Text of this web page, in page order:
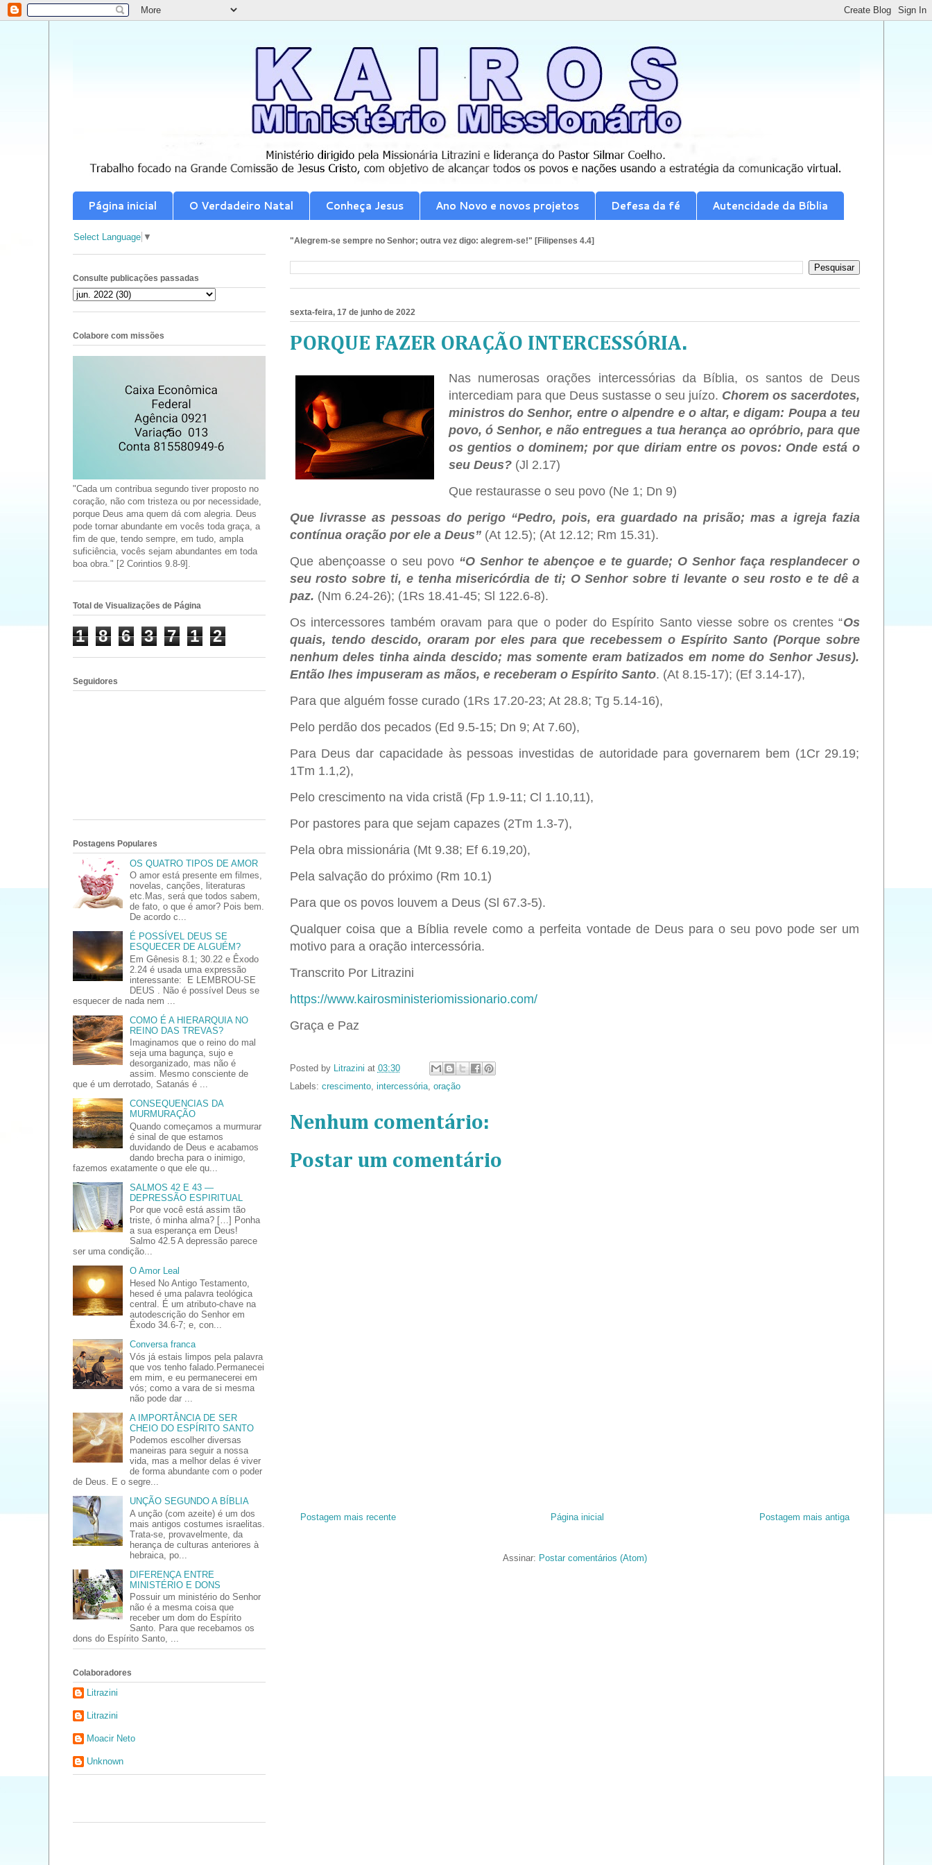
Página inicial O Verdadeiro Natal Conheça Jesus Ano Novo e novos projetos Defesa da fé Autencidade da Bíblia
"Alegrem-se sempre no Senhor; outra vez digo: alegrem-se!" [Filipenses 4.4]
sexta-feira, 17 de junho de 2022
PORQUE FAZER ORAÇÃO INTERCESSÓRIA.
Nas numerosas orações intercessórias da Bíblia, os santos de Deus
intercediam para que Deus sustasse o seu juízo. Chorem os sacerdotes,
ministros do Senhor, entre o alpendre e o altar, e digam: Poupa a teu
povo, ó Senhor, e não entregues a tua herança ao opróbrio, para que
os gentios o dominem; por que diriam entre os povos: Onde está o
seu Deus? (Jl 2.17)
Que restaurasse o seu povo (Ne 1; Dn 9)
Que livrasse as pessoas do perigo “Pedro, pois, era guardado na prisão; mas a igreja fazia
contínua oração por ele a Deus”(At 12.5); (At 12.12; Rm 15.31).
Que abençoasse o seu povo“O Senhor te abençoe e te guarde; O Senhor faça resplandecer o
seu rosto sobre ti, e tenha misericórdia de ti; O Senhor sobre ti levante o seu rosto e te dê a
paz. (Nm 6.24-26); (1Rs 18.41-45; Sl 122.6-8).
Os intercessores também oravam para que o poder do Espírito Santo viesse sobre os crentes “Os
quais, tendo descido, oraram por eles para que recebessem o Espírito Santo (Porque sobre
nenhum deles tinha ainda descido; mas somente eram batizados em nome do Senhor Jesus).
Então lhes impuseram as mãos, e receberam o Espírito Santo. (At 8.15-17); (Ef 3.14-17),
Para que alguém fosse curado (1Rs 17.20-23; At 28.8; Tg 5.14-16),
Pelo perdão dos pecados (Ed 9.5-15; Dn 9; At 7.60),
Para Deus dar capacidade às pessoas investidas de autoridade para governarem bem (1Cr 29.19;
1Tm 1.1,2),
Pelo crescimento na vida cristã (Fp 1.9-11; Cl 1.10,11),
Por pastores para que sejam capazes (2Tm 1.3-7),
Pela obra missionária (Mt 9.38; Ef 6.19,20),
Pela salvação do próximo (Rm 10.1)
Para que os povos louvem a Deus (Sl 67.3-5).
Qualquer coisa que a Bíblia revele como a perfeita vontade de Deus para o seu povo pode ser um
motivo para a oração intercessória.
Transcrito Por Litrazini
https://www.kairosministeriomissionario.com/
Graça e Paz
Posted by Litrazini at 03:30
Labels: crescimento, intercessória, oração
Nenhum comentário:
Postar um comentário
Postagem mais recente Postagem mais antiga
Página inicial
Assinar: Postar comentários (Atom)
Select Language ▼
Consulte publicações passadas
Colabore com missões
"Cada um contribua segundo tiver proposto no
coração, não com tristeza ou por necessidade,
porque Deus ama quem dá com alegria. Deus
pode tornar abundante em vocês toda graça, a
fim de que, tendo sempre, em tudo, ampla
suficiência, vocês sejam abundantes em toda
boa obra." [2 Corintios 9.8-9].
Total de Visualizações de Página
1 8 6 3 7 1 2
Seguidores
Postagens Populares
OS QUATRO TIPOS DE AMOR
O amor está presente em filmes,
novelas, canções, literaturas
etc.Mas, será que todos sabem,
de fato, o que é amor? Pois bem.
De acordo c...
É POSSÍVEL DEUS SE
ESQUECER DE ALGUÉM?
Em Gênesis 8.1; 30.22 e Êxodo
2.24 é usada uma expressão
interessante: E LEMBROU-SE
DEUS . Não é possível Deus se
esquecer de nada nem ...
COMO É A HIERARQUIA NO
REINO DAS TREVAS?
Imaginamos que o reino do mal
seja uma bagunça, sujo e
desorganizado, mas não é
assim. Mesmo consciente de
que é um derrotado, Satanás é ...
CONSEQUENCIAS DA
MURMURAÇÃO
Quando começamos a murmurar
é sinal de que estamos
duvidando de Deus e acabamos
dando brecha para o inimigo,
fazemos exatamente o que ele qu...
SALMOS 42 E 43 —
DEPRESSÃO ESPIRITUAL
Por que você está assim tão
triste, ó minha alma? […] Ponha
a sua esperança em Deus!
Salmo 42.5 A depressão parece
ser uma condição...
O Amor Leal
Hesed No Antigo Testamento,
hesed é uma palavra teológica
central. É um atributo-chave na
autodescrição do Senhor em
Êxodo 34.6-7; e, con...
Conversa franca
Vós já estais limpos pela palavra
que vos tenho falado.Permanecei
em mim, e eu permanecerei em
vós; como a vara de si mesma
não pode dar ...
A IMPORTÂNCIA DE SER
CHEIO DO ESPÍRITO SANTO
Podemos escolher diversas
maneiras para seguir a nossa
vida, mas a melhor delas é viver
de forma abundante com o poder
de Deus. E o segre...
UNÇÃO SEGUNDO A BÍBLIA
A unção (com azeite) é um dos
mais antigos costumes israelitas.
Trata-se, provavelmente, da
herança de culturas anteriores à
hebraica, po...
DIFERENÇA ENTRE
MINISTÉRIO E DONS
Possuir um ministério do Senhor
não é a mesma coisa que
receber um dom do Espírito
Santo. Para que recebamos os
dons do Espírito Santo, ...
Colaboradores
Litrazini
Litrazini
Moacir Neto
Unknown